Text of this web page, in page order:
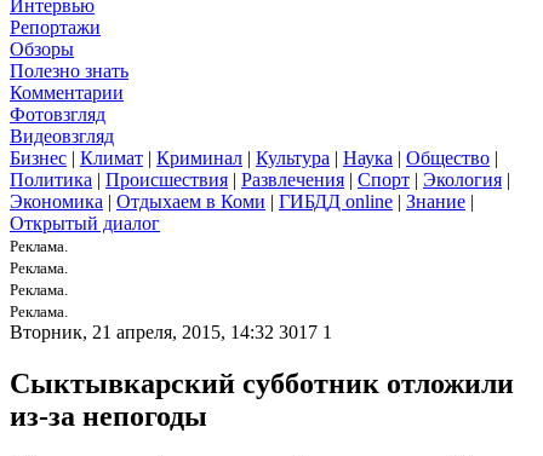
Интервью
Репортажи
Обзоры
Полезно знать
Комментарии
Фотовзгляд
Видеовзгляд
Бизнес | Климат | Криминал | Культура | Наука | Общество |
Политика | Происшествия | Развлечения | Спорт | Экология |
Экономика | Отдыхаем в Коми | ГИБДД online | Знание |
Открытый диалог
Реклама.
Реклама.
Реклама.
Реклама.
Вторник, 21 апреля, 2015, 14:32 3017 1
Сыктывкарский субботник отложили
из-за непогоды